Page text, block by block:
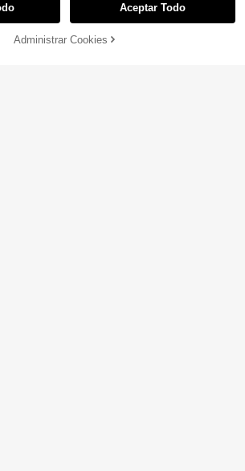
DESCUENTO! AÑADIR A LA BOLSA
Aceptar Todo
Administrar Cookies